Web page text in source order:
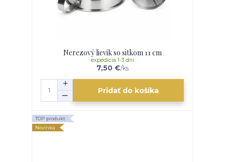
Nerezový lievik so sitkom 11 cm
7,50 €/ks
expedícia 1-3 dní
Pridať do košíka
TOP produkt
Novinka